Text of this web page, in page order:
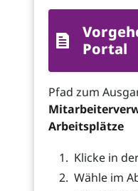
Portal
Pfad zum
Arbeitsplätze
Klicke in
Wähle im